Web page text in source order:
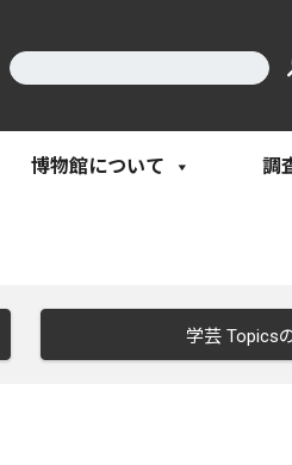
博物館について 調
学芸 Topics